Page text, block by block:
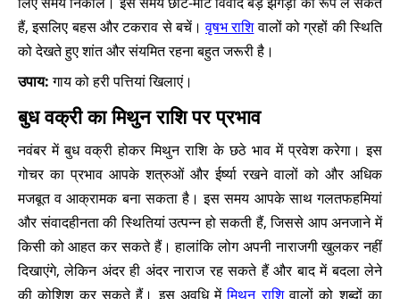
हैं, इसलिए बहस और टकराव से बचें।वृषभ राशिवालों को ग्रहों की स्थिति
को देखते हुए शांत और संयमित रहना बहुत जरूरी है।
उपाय:गाय को हरी पत्तियां खिलाएं।
बुध वक्री का मिथुन राशि पर प्रभाव
नवंबर में बुध वक्री होकर मिथुन राशि के छठे भाव में प्रवेश करेगा। इस
गोचर का प्रभाव आपके शत्रुओं और ईर्ष्या रखने वालों को और अधिक
मजबूत व आक्रामक बना सकता है। इस समय आपके साथ गलतफहमियां
और संवादहीनता की स्थितियां उत्पन्न हो सकती हैं, जिससे आप अनजाने में
किसी को आहत कर सकते हैं। हालांकि लोग अपनी नाराजगी खुलकर नहीं
दिखाएंगे, लेकिन अंदर ही अंदर नाराज रह सकते हैं और बाद में बदला लेने
की कोशिश कर सकते हैं। इस अवधि मेंमिथुन राशिवालों को शब्दों का